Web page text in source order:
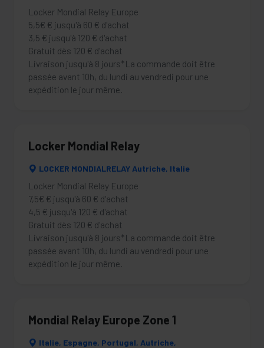
Locker Mondial Relay Europe
5,5€ € jusqu'à 60 € d'achat
3,5 € jusqu'à 120 € d'achat
Gratuit dès 120 € d'achat
Livraison jusqu'à 8 jours*La commande doit être
passée avant 10h, du lundi au vendredi pour une
expédition le jour même.
Locker Mondial Relay
LOCKER MONDIALRELAY Autriche, Italie
Locker Mondial Relay Europe
7,5€ € jusqu'à 60 € d'achat
4,5 € jusqu'à 120 € d'achat
Gratuit dès 120 € d'achat
Livraison jusqu'à 8 jours*La commande doit être
passée avant 10h, du lundi au vendredi pour une
expédition le jour même.
Mondial Relay Europe Zone 1
Italie, Espagne, Portugal, Autriche,